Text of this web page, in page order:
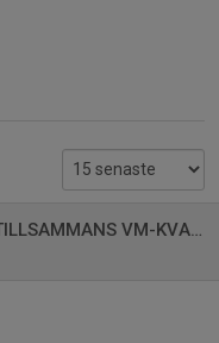
VI TITTAR PÅ LANDSKAMP TILLSAMMANS VM-KVAL SVERIGE vs TJECKIEN 3 JULI 2026